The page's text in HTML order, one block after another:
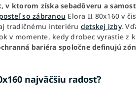
v ktorom získa sebadôveru a
so zábranou Elora II 80x160 v
tradičnému interiéru detskej izby.
v momente, kedy drobec vyrastie z
bariéra spoločne definujú
najväčšiu radosť?